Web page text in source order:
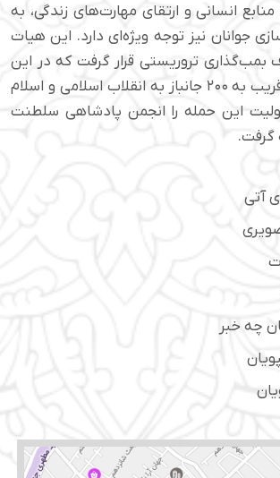
انسانی و ارتقای مهارت‌های زندگی، به
جوانان نیز توجه ویژه‌ای دارد. این هیات
۱۳۸۷ هدف بمب‌گذاری تروریستی قرار گرفت که در این
واقعه ۱۴ شهید و قریب به ۲۰۰ جانباز به انقلاب اسلامی و اسلام
این حمله را انجمن پادشاهی سلطنت
گرفت.
آتی
چه خبر